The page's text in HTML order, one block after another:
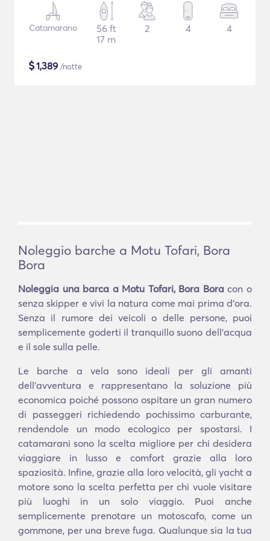
Catamarano
56 ft
17 m
2 4 4
$1,389 /notte
Noleggio barche a Motu Tofari, Bora
Bora
Noleggia una barca a Motu Tofari, Bora Boracon o
senza skipper e vivi la natura come mai prima d'ora.
Senza il rumore dei veicoli o delle persone, puoi
semplicemente goderti il tranquillo suono dell'acqua
e il sole sulla pelle.
Le barche a vela sono ideali per gli amanti
dell'avventura e rappresentano la soluzione più
economica poiché possono ospitare un gran numero
di passeggeri richiedendo pochissimo carburante,
rendendole un modo ecologico per spostarsi. I
catamarani sono la scelta migliore per chi desidera
viaggiare in lusso e comfort grazie alla loro
spaziosità. Infine, grazie alla loro velocità, gli yacht a
motore sono la scelta perfetta per chi vuole visitare
più luoghi in un solo viaggio. Puoi anche
semplicemente prenotare un motoscafo, come un
gommone, per una breve fuga. Qualunque sia la tua